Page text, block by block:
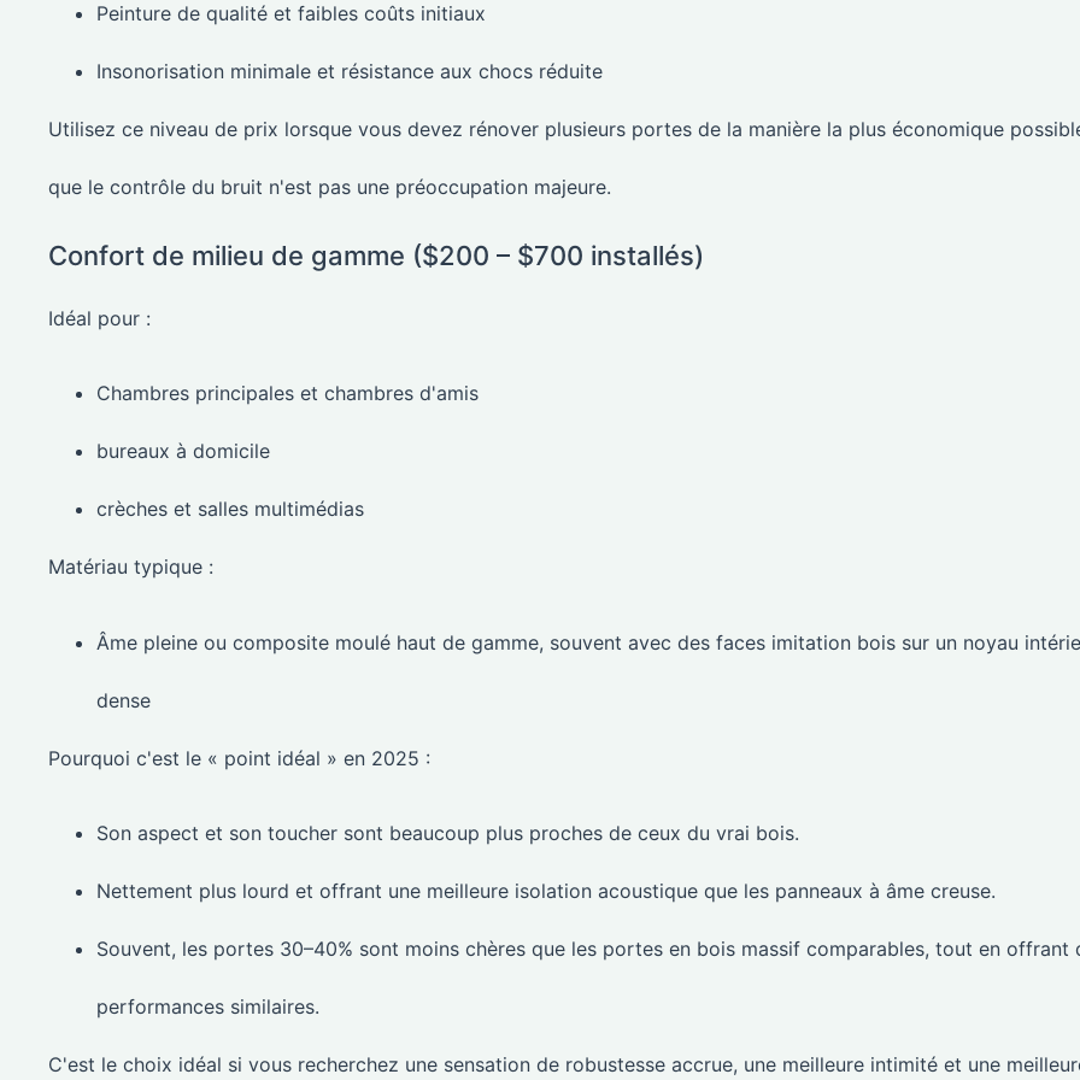
Peinture de qualité et faibles coûts initiaux
Insonorisation minimale et résistance aux chocs réduite
Utilisez ce niveau de prix lorsque vous devez rénover plusieurs portes de la manière la plus économique
que le contrôle du bruit n'est pas une préoccupation majeure.
Confort de milieu de gamme ($200 – $700 installés)
Idéal pour :
Chambres principales et chambres d'amis
bureaux à domicile
crèches et salles multimédias
Matériau typique :
Âme pleine ou composite moulé haut de gamme, souvent avec des faces imitation bois sur un noyau
dense
Pourquoi c'est le « point idéal » en 2025 :
Son aspect et son toucher sont beaucoup plus proches de ceux du vrai bois.
Nettement plus lourd et offrant une meilleure isolation acoustique que les panneaux à âme creuse.
Souvent, les portes 30–40% sont moins chères que les portes en bois massif comparables, tout en offrant
performances similaires.
C'est le choix idéal si vous recherchez une sensation de robustesse accrue, une meilleure intimité et une